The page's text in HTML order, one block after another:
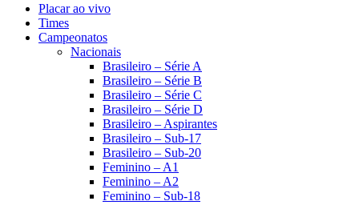
Placar ao vivo
Times
Campeonatos
Nacionais
Brasileiro – Série A
Brasileiro – Série B
Brasileiro – Série C
Brasileiro – Série D
Brasileiro – Aspirantes
Brasileiro – Sub-17
Brasileiro – Sub-20
Feminino – A1
Feminino – A2
Feminino – Sub-18